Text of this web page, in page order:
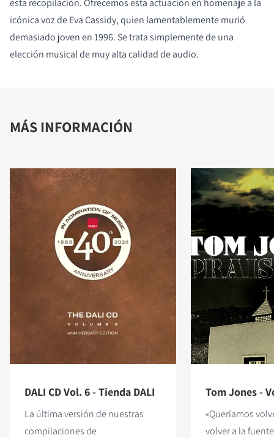
esta recopilación. Ofrecemos esta actuación en homenaje a la
icónica voz de Eva Cassidy, quien lamentablemente murió
demasiado joven en 1996. Se trata simplemente de una
elección musical de muy alta calidad de audio.
MÁS INFORMACIÓN
DALI CD Vol. 6 - Tienda DALI
La última versión de nuestras
compilaciones de
Tom Jones -
«Queríamos
volver a la